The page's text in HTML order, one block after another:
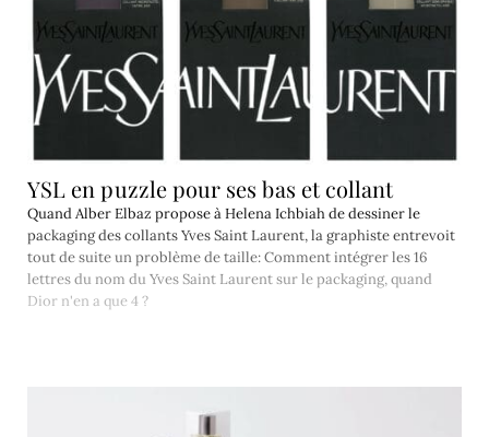
YSL en puzzle pour ses bas et collant
Quand Alber Elbaz propose à Helena Ichbiah de dessiner le
packaging des collants Yves Saint Laurent, la graphiste entrevoit
tout de suite un problème de taille: Comment intégrer les 16
lettres du nom du Yves Saint Laurent sur le packaging, quand
Dior n'en a que 4 ?